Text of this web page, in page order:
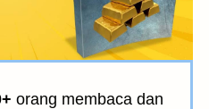
orang membaca dan